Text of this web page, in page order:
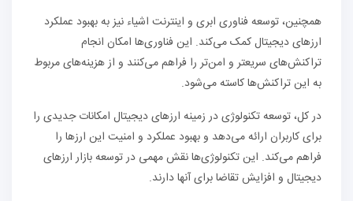
همچنین، توسعه فناوری ابری و اینترنت اشیاء نیز به بهبود عملکرد
ارزهای دیجیتال کمک می‌کند. این فناوری‌ها امکان انجام
تراکنش‌های سریعتر و امن‌تر را فراهم می‌کنند و از هزینه‌های مربوط
به این تراکنش‌ها کاسته می‌شود.
در کل، توسعه تکنولوژی در زمینه ارزهای دیجیتال امکانات جدیدی را
برای کاربران ارائه می‌دهد و بهبود عملکرد و امنیت این ارزها را
فراهم می‌کند. این تکنولوژی‌ها نقش مهمی در توسعه بازار ارزهای
دیجیتال و افزایش تقاضا برای آنها دارند.